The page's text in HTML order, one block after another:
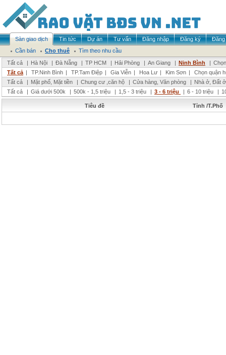
Sàn giao dịch Tin tức Dự án Tư vấn Đăng nhập Đăng ký
Đăng
Cần bán
Cho thuê
Tìm theo nhu cầu
Tất cả
| Hà Nội | Đà Nẵng | TP HCM | Hải Phòng | An Giang | Ninh Bình |
Tất cả | TP.Ninh Bình | TP.Tam Điệp | Gia Viễn | Hoa Lư | Kim Sơn |
Chọn quận
Tất cả
| Mặt phố, Mặt tiền | Chung cư ,căn hộ | Cửa hàng, Văn phòng | Nhà ở, Đất ở
Tất cả
| Giá dưới 500k | 500k - 1,5 triệu | 1,5 - 3 triệu | 3 - 6 triệu | 6 - 10 triệu |
Tiêu đề Tỉnh /T.Phố